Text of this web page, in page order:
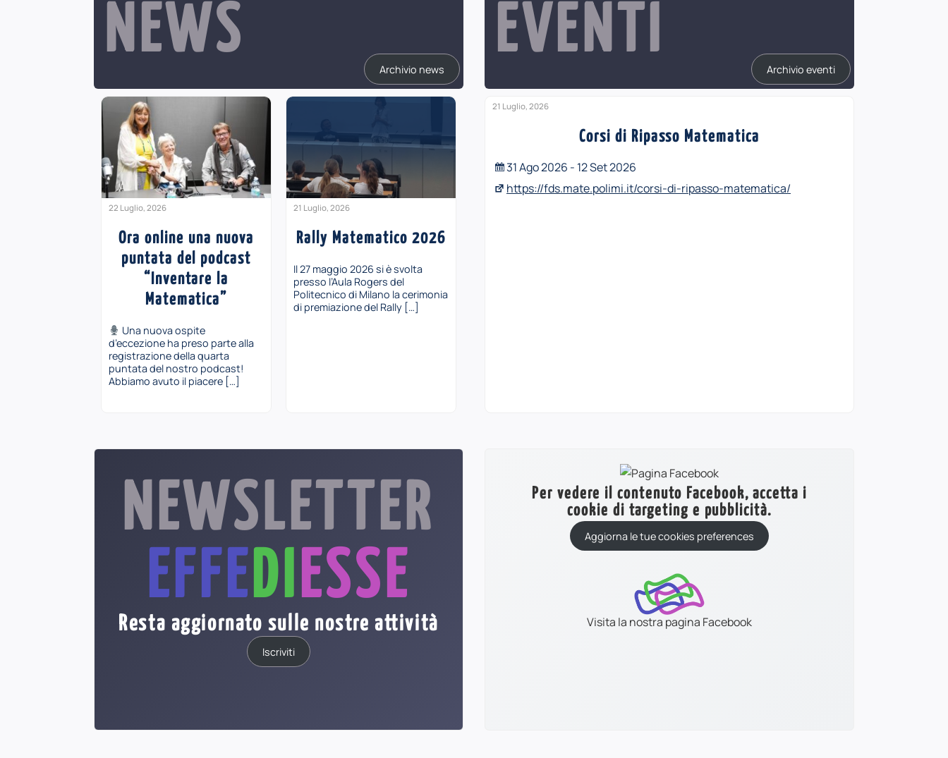
NEWS
Archivio news
22 Luglio, 2026
Ora online una nuova
puntata del podcast
“Inventare la
Matematica”
Una nuova ospite
d’eccezione ha preso parte alla
registrazione della quarta
puntata del nostro podcast!
Abbiamo avuto il piacere […]
21 Luglio, 2026
Rally Matematico 2026
Il 27 maggio 2026 si è svolta
presso l’Aula Rogers del
Politecnico di Milano la cerimonia
di premiazione del Rally […]
EVENTI
Archivio eventi
21 Luglio, 2026
Corsi di Ripasso Matematica
31 Ago 2026 - 12 Set 2026
https://fds.mate.polimi.it/corsi-di-ripasso-matematica/
NEWSLETTER
EFFE DI ESSE
Resta aggiornato sulle nostre attività
Iscriviti
Per vedere il contenuto Facebook, accetta i
cookie di targeting e pubblicità.
Aggiorna le tue cookies preferences
Visita la nostra pagina Facebook